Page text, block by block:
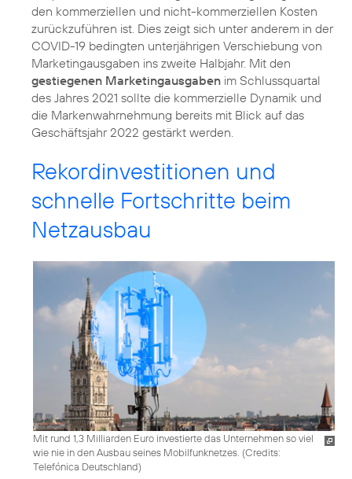
den kommerziellen und nicht-kommerziellen Kosten
zurückzuführen ist. Dies zeigt sich unter anderem in der
COVID-19 bedingten unterjährigen Verschiebung von
Marketingausgaben ins zweite Halbjahr. Mit den
gestiegenen Marketingausgaben im Schlussquartal
des Jahres 2021 sollte die kommerzielle Dynamik und
die Markenwahrnehmung bereits mit Blick auf das
Geschäftsjahr 2022 gestärkt werden.
Rekordinvestitionen und
schnelle Fortschritte beim
Netzausbau
Mit rund 1,3 Milliarden Euro investierte das Unternehmen so viel
wie nie in den Ausbau seines Mobilfunknetzes. (Credits:
Telefónica Deutschland)